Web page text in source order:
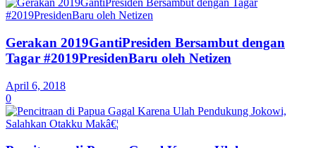
Gerakan 2019GantiPresiden Bersambut dengan
Tagar #2019PresidenBaru oleh Netizen
April 6, 2018
0